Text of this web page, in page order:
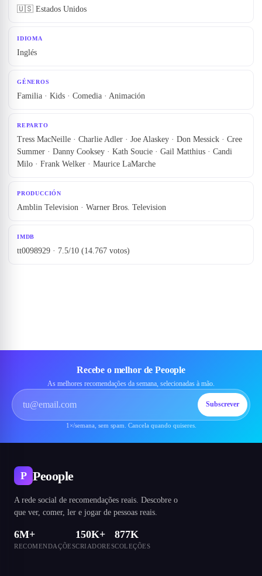
🇺🇸 Estados Unidos
IDIOMA
Inglés
GÉNEROS
Familia · Kids · Comedia · Animación
REPARTO
Tress MacNeille · Charlie Adler · Joe Alaskey · Don Messick · Cree
Summer · Danny Cooksey · Kath Soucie · Gail Matthius · Candi
Milo · Frank Welker · Maurice LaMarche
PRODUCCIÓN
Amblin Television · Warner Bros. Television
IMDB
tt0098929 · 7.5/10 (14.767 votos)
Recebe o melhor de Peoople
As melhores recomendações da semana, selecionadas à mão.
Subscrever
1×/semana, sem spam. Cancela quando quiseres.
P Peoople
A rede social de recomendações reais. Descobre o
que ver, comer, ler e jogar de pessoas reais.
6M+
RECOMENDAÇÕES
150K+
CRIADORES
877K
COLEÇÕES